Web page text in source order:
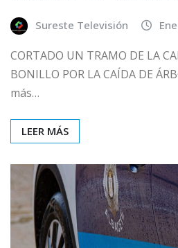
Sureste Televisión
CORTADO UN TRAMO DE LA
BONILLO POR LA CAÍDA DE
más…
LEER MÁS